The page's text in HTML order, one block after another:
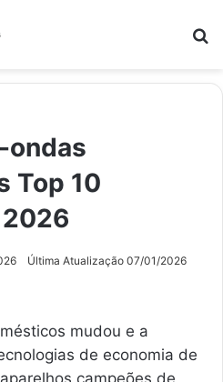
ondas
Top 10
Última Atualização 07/01/2026
mudou e a
de economia de
campeões de